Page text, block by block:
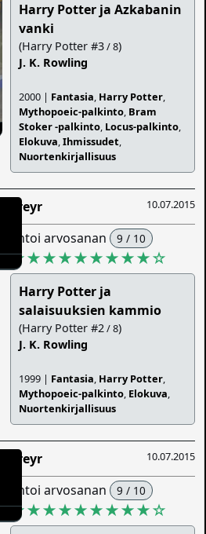
Harry Potter ja Azkabanin
vanki
(Harry Potter #3/ 8)
J. K. Rowling
2000 | Fantasia, Harry Potter,
Mythopoeic-palkinto, Bram
Stoker -palkinto, Locus-palkinto,
Elokuva,Ihmissudet,
Nuortenkirjallisuus
10.07.2015
Freyr
antoi arvosanan 9 / 10
★★★★★★★★★☆
Harry Potter ja
salaisuuksien kammio
(Harry Potter #2/ 8)
J. K. Rowling
1999 | Fantasia, Harry Potter,
Mythopoeic-palkinto, Elokuva,
Nuortenkirjallisuus
10.07.2015
Freyr
antoi arvosanan 9 / 10
★★★★★★★★★☆